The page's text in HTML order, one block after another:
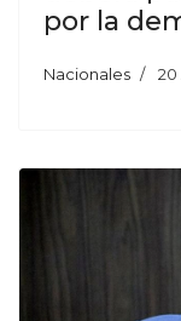
por la
Nacionales 20